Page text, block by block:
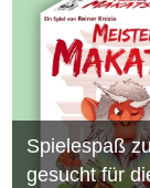
Spielespaß
gesucht für